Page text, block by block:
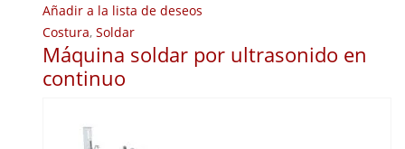
Añadir a la lista de deseos
Costura, Soldar
Máquina soldar por ultrasonido en
continuo